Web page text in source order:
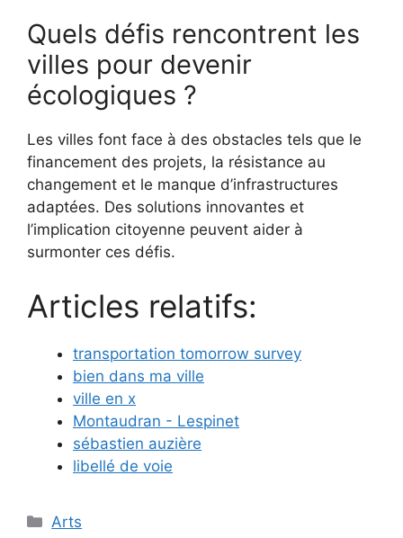
Quels défis rencontrent les
villes pour devenir
écologiques ?
Les villes font face à des obstacles tels que le
financement des projets, la résistance au
changement et le manque d’infrastructures
adaptées. Des solutions innovantes et
l’implication citoyenne peuvent aider à
surmonter ces défis.
Articles relatifs:
transportation tomorrow survey
bien dans ma ville
ville en x
Montaudran - Lespinet
sébastien auzière
libellé de voie
Catégories
Arts